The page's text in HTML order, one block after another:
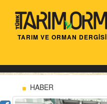
TARIM VE ORMAN DERGİSİ
HABER